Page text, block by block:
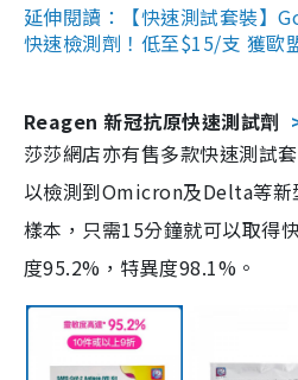
延伸閱讀：【快速測試套裝】
快速檢測劑！低至$15/支 獲歐
Reagen 新冠抗原快速測試劑
莎莎網店亦有售多款快速測試
以檢測到Omicron及Delta等新
樣本，只需15分鐘就可以取得
度95.2%，特異度98.1%。